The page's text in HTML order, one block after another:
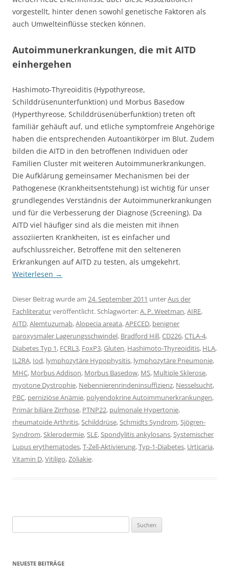
vorgestellt, hinter denen sowohl genetische Faktoren als
auch Umwelteinflüsse stecken können.
Autoimmunerkrankungen, die mit AITD
einhergehen
Hashimoto-Thyreoiditis (Hypothyreose,
Schilddrüsenunterfunktion) und Morbus Basedow
(Hyperthyreose, Schilddrüsenüberfunktion) treten oft
familiär gehäuft auf, und etliche symptomfreie Angehörige
haben die entsprechenden Autoantikörper im Blut. Zudem
bilden die AITD in den betroffenen Individuen oder
Familien Cluster mit weiteren Autoimmunerkrankungen.
Die Aufklärung gemeinsamer Mechanismen bei der
Pathogenese (Krankheitsentstehung) ist wichtig für unser
grundlegendes Verständnis der Autoimmunerkrankungen
und für die Verbesserung der Diagnose (Screening). Da
AITD viel häufiger sind als die meisten mit ihnen
assoziierten Krankheiten, ist es einfacher und
aufschlussreicher, Betroffene mit den selteneren
Erkrankungen auf AITD zu testen, als umgekehrt.
Weiterlesen →
Dieser Beitrag wurde am 24. September 2011 unterAus der
Fachliteraturveröffentlicht. Schlagwörter:A. P. Weetman,AIRE,
AITD,Alemtuzumab,Alopecia areata,APECED, benigner
paroxysmaler Lagerungsschwindel, Bradford Hill,CD226,CTLA-4,
Diabetes Typ 1, FCRL3, FoxP3,Gluten, Hashimoto-Thyreoiditis, HLA,
IL2RA, Iod, lymphozytäre Hypophysitis, lymphozytäre Pneumonie,
MHC, Morbus Addison, Morbus Basedow, MS, Multiple Sklerose,
myotone Dystrophie, Nebennierenrindeninsuffizienz, Nesselsucht,
PBC, perniziöse Anämie, polyendokrine Autoimmunerkrankungen,
Primär biliäre Zirrhose, PTNP22, pulmonale Hypertonie,
rheumatoide Arthritis,Schilddrüse,Schmidts Syndrom,Sjögren-
Syndrom,Sklerodermie,SLE,Spondylitis ankylosans,Systemischer
Lupus erythematodes,T-Zell-Aktivierung,Typ-1-Diabetes, Urticaria,
Vitamin D,Vitiligo,Zöliakie.
nach:
NEUESTE BEITRÄGE